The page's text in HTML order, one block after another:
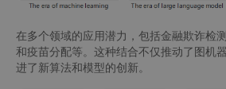
在多个领域的应用潜力，包括金融欺诈检
和疫苗分配等。这种结合不仅推动了图机
进了新算法和模型的创新。